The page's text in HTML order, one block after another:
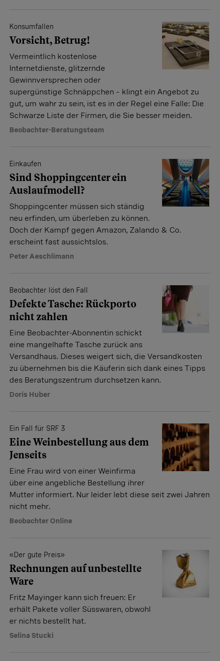
Konsumfallen
Vorsicht, Betrug!
Vermeintlich kostenlose
Internetdienste, glitzernde
Gewinnversprechen oder
supergünstige Schnäppchen – klingt ein Angebot zu
gut, um wahr zu sein, ist es in der Regel eine Falle: Die
Schwarze Liste der Firmen, die Sie besser meiden.
Beobachter-Beratungsteam
Einkaufen
Sind Shoppingcenter ein
Auslaufmodell?
Shoppingcenter müssen sich ständig
neu erfinden, um überleben zu können.
Doch der Kampf gegen Amazon, Zalando & Co.
erscheint fast aussichtslos.
Peter Aeschlimann
Beobachter löst den Fall
Defekte Tasche: Rückporto
nicht zahlen
Eine Beobachter-Abonnentin schickt
eine mangelhafte Tasche zurück ans
Versandhaus. Dieses weigert sich, die Versandkosten
zu übernehmen bis die Käuferin sich dank eines Tipps
des Beratungszentrum durchsetzen kann.
Doris Huber
Ein Fall für SRF 3
Eine Weinbestellung aus dem
Jenseits
Eine Frau wird von einer Weinfirma
über eine angebliche Bestellung ihrer
Mutter informiert. Nur leider lebt diese seit zwei Jahren
nicht mehr.
Beobachter Online
«Der gute Preis»
Rechnungen auf unbestellte
Ware
Fritz Mayinger kann sich freuen: Er
erhält Pakete voller Süsswaren, obwohl
er nichts bestellt hat.
Selina Stucki